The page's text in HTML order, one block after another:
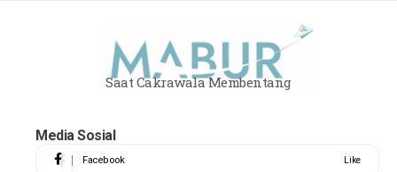
Saat Cakrawala Membentang
Media Sosial
Facebook Like